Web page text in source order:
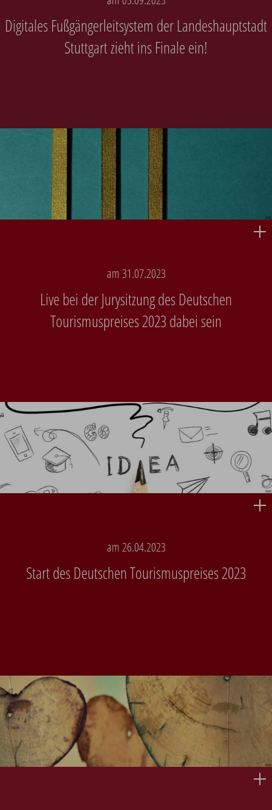
Digitales Fußgängerleitsystem der Landeshauptstadt
Stuttgart zieht ins Finale ein!
am 31.07.2023
Live bei der Jurysitzung des Deutschen
Tourismuspreises 2023 dabei sein
am 26.04.2023
Start des Deutschen Tourismuspreises 2023